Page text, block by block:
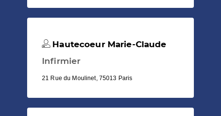
Hautecoeur Marie-Claude
Infirmier
21 Rue du Moulinet, 75013 Paris